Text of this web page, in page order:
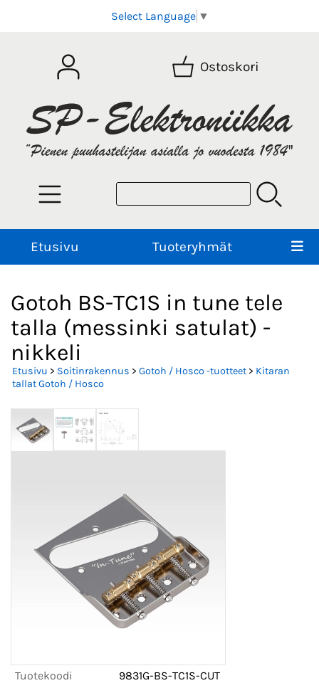
Select Language ▼
Ostoskori
Etusivu Tuoteryhmät
Gotoh BS-TC1S in tune tele
talla (messinki satulat) -
nikkeli
Etusivu > Soitinrakennus > Gotoh / Hosco -tuotteet> Kitaran
tallat Gotoh / Hosco
Tuotekoodi
9831G-BS-TC1S-CUT